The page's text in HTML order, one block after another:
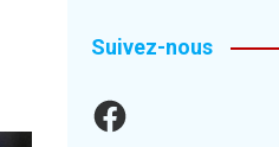
Suivez-nous
Facebook